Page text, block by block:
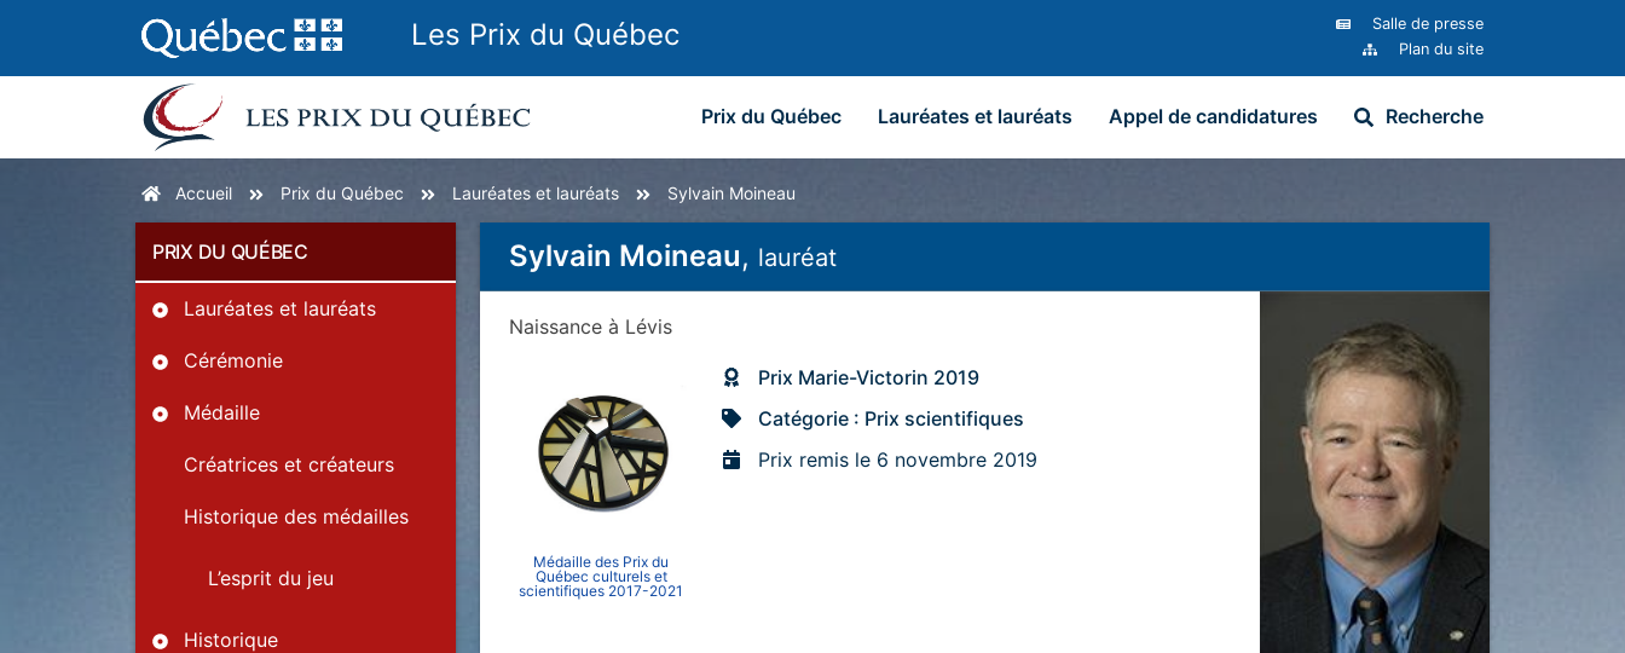
Les Prix du Québec
Salle de presse
Plan du site
Prix du Québec Lauréates et lauréats Appel de candidatures Recherche
Accueil Prix du Québec Lauréates et lauréats Sylvain Moineau
PRIX DU QUÉBEC
Lauréates et lauréats
Cérémonie
Médaille
Créatrices et créateurs
Historique des médailles
L’esprit du jeu
Historique
Sylvain Moineau, lauréat
Naissance à Lévis
Médaille des Prix du
Québec culturels et
scientifiques 2017-2021
Prix Marie-Victorin 2019
Catégorie : Prix scientifiques
Prix remis le 6 novembre 2019